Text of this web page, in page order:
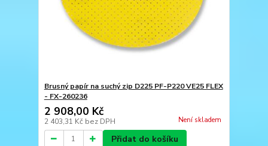
Brusný papír na suchý zip D225 PF-P220 VE25 FLEX
- FX-260236
2 908,00 Kč
2 403,31 Kč bez DPH Není skladem
Přidat do košíku